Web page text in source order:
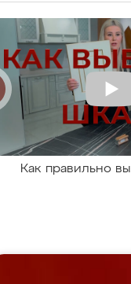
Как правильно